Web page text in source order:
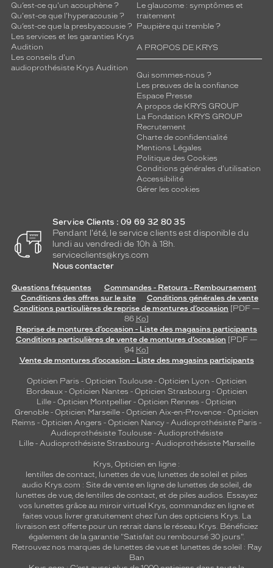
Qu’est-ce qu'un acouphène ?
Qu'est-ce que l'hyperacousie ?
Qu’est-ce que la presbyacousie ?
Les services et les garanties Krys
Audition
Les conseils d'un
audioprothésiste Krys Audition
Le glaucome : symptômes et
traitement
Paupière qui tremble ?
A PROPOS DE KRYS
Qui sommes-nous ?
Les preuves de la confiance
Espace Presse
A propos de KRYS GROUP
La Fondation KRYS GROUP
Recrutement
Charte de confidentialité
Mentions Légales
Politique des Cookies
Conditions générales d'utilisation
Accessibilité
Gérer les cookies
Service Clients : 09 69 32 80 35
Pendant l'été, le service clients est disponible du
lundi au vendredi de 10h à 18h.
serviceclients@krys.com
Nous contacter
Questions fréquentes
Commandes - Retours - Remboursement
Conditions des offres sur le site
Conditions générales de vente
Conditions particulières de reprise de montures d’occasion [PDF —
86 Ko]
Reprise de montures d’occasion - Liste des magasins participants
Conditions particulières de vente de montures d’occasion [PDF —
94 Ko]
Vente de montures d’occasion - Liste des magasins participants
Opticien Paris - Opticien Toulouse- Opticien Lyon - Opticien
Bordeaux- Opticien Nantes - Opticien Strasbourg - Opticien
Lille - Opticien Montpellier - Opticien Rennes - Opticien
Grenoble - Opticien Marseille - Opticien Aix-en-Provence - Opticien
Reims - Opticien Angers - Opticien Nancy - Audioprothésiste Paris -
Audioprothésiste Toulouse- Audioprothésiste
Lille- Audioprothésiste Strasbourg - Audioprothésiste Marseille
Krys, Opticien en ligne :
lentilles de contact, lunettes de vue, lunettes de soleil et piles
audio Krys.com : Site de vente en ligne de lunettes de soleil, de
lunettes de vue, de lentilles de contact, et de piles audios. Essayez
vos lunettes grâce au miroir virtuel Krys, commandez en ligne et
faites vous livrer gratuitement chez l'un des opticiens Krys. La
livraison est offerte pour un retrait dans le réseau Krys. Bénéficiez
également de la garantie "Satisfait ou remboursé 30 jours".
Retrouvez nos marques de lunettes de vue et lunettes de soleil : Ray
Ban